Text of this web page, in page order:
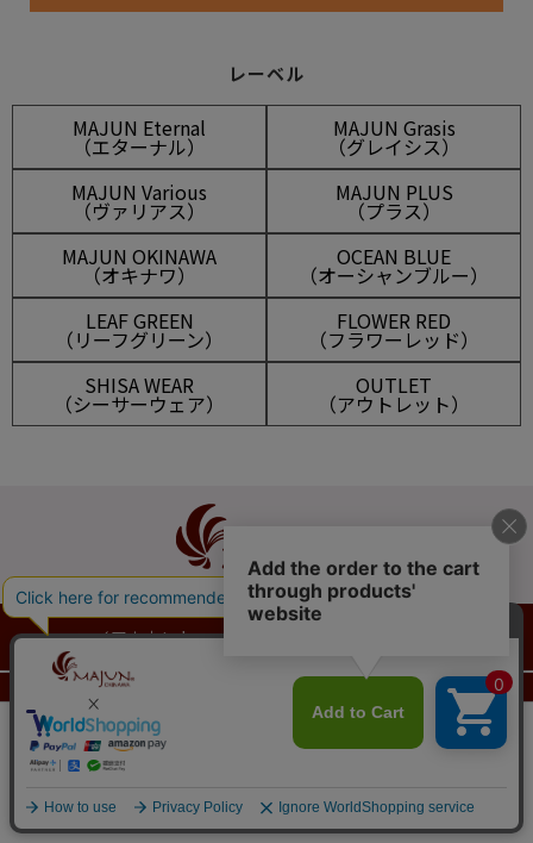
レーベル
MAJUN Eternal
（エターナル）
MAJUN Grasis
（グレイシス）
MAJUN Various
（ヴァリアス）
MAJUN PLUS
（プラス）
MAJUN OKINAWA
（オキナワ）
OCEAN BLUE
（オーシャンブルー）
LEAF GREEN
（リーフグリーン）
FLOWER RED
（フラワーレッド）
SHISA WEAR
（シーサーウェア）
OUTLET
（アウトレット）
マイアカウント
新規会員登録 ログイン
ショッピングガイド
会員は1,155ポイント付与！
¥23,100税込